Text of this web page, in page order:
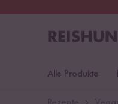
Alle Produkte